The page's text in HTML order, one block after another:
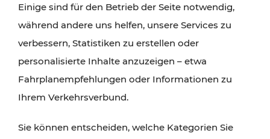
Attraktionen sind mit den Ticket- und Fahrplan-
Angeboten des VOR gut und schnell erreichbar.
Einige sind für den Betrieb der Seite notwendig,
während andere uns helfen, unsere Services zu
verbessern, Statistiken zu erstellen oder
personalisierte Inhalte anzuzeigen – etwa
Fahrplanempfehlungen oder Informationen zu
Ihrem Verkehrsverbund.
Sie können entscheiden, welche Kategorien Sie